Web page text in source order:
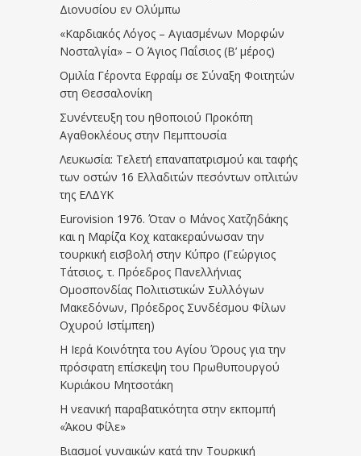
Διονυσίου εν Ολύμπω
«Καρδιακός Λόγος – Αγιασμένων Μορφών
Νοσταλγία» – Ο Άγιος Παΐσιος (Β’ μέρος)
Ομιλία Γέροντα Εφραίμ σε Σύναξη Φοιτητών
στη Θεσσαλονίκη
Συνέντευξη του ηθοποιού Προκόπη
Αγαθοκλέους στην Πεμπτουσία
Λευκωσία: Τελετή επαναπατρισμού και ταφής
των οστών 16 Ελλαδιτών πεσόντων οπλιτών
της ΕΛΔΥΚ
Eurovision 1976. Όταν ο Μάνος Χατζηδάκης
και η Μαρίζα Κοχ κατακεραύνωσαν την
τουρκική εισβολή στην Κύπρο (Γεώργιος
Τάτσιος, τ. Πρόεδρος Πανελλήνιας
Ομοσπονδίας Πολιτιστικών Συλλόγων
Μακεδόνων, Πρόεδρος Συνδέσμου Φίλων
Οχυρού Ιστίμπεη)
Η Ιερά Κοινότητα του Αγίου Όρους για την
πρόσφατη επίσκεψη του Πρωθυπουργού
Κυριάκου Μητσοτάκη
Η νεανική παραβατικότητα στην εκπομπή
«Άκου Φίλε»
Βιασμοί γυναικών κατά την Τουρκική